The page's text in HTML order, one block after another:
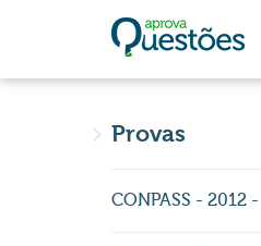
Provas
CONPASS -